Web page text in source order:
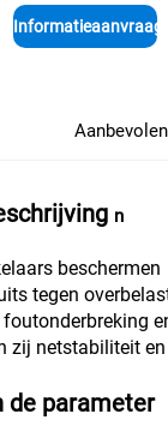
Informatieaanvraag
n
beschermen
tegen
zij netstabiliteit
de parameter